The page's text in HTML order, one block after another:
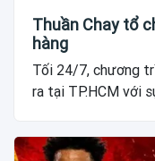
Thuần Chay tổ
hàng
Tối 24/7, chương
ra tại TP.HCM với